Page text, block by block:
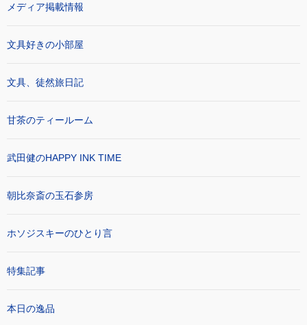
メディア掲載情報
文具好きの小部屋
文具、徒然旅日記
甘茶のティールーム
武田健のHAPPY INK TIME
朝比奈斎の玉石参房
ホソジスキーのひとり言
特集記事
本日の逸品